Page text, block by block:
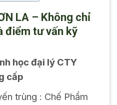
LA – Không chỉ
điểm tư vấn kỹ
học đại lý CTY
cấp
trùng : Chế Phẩm